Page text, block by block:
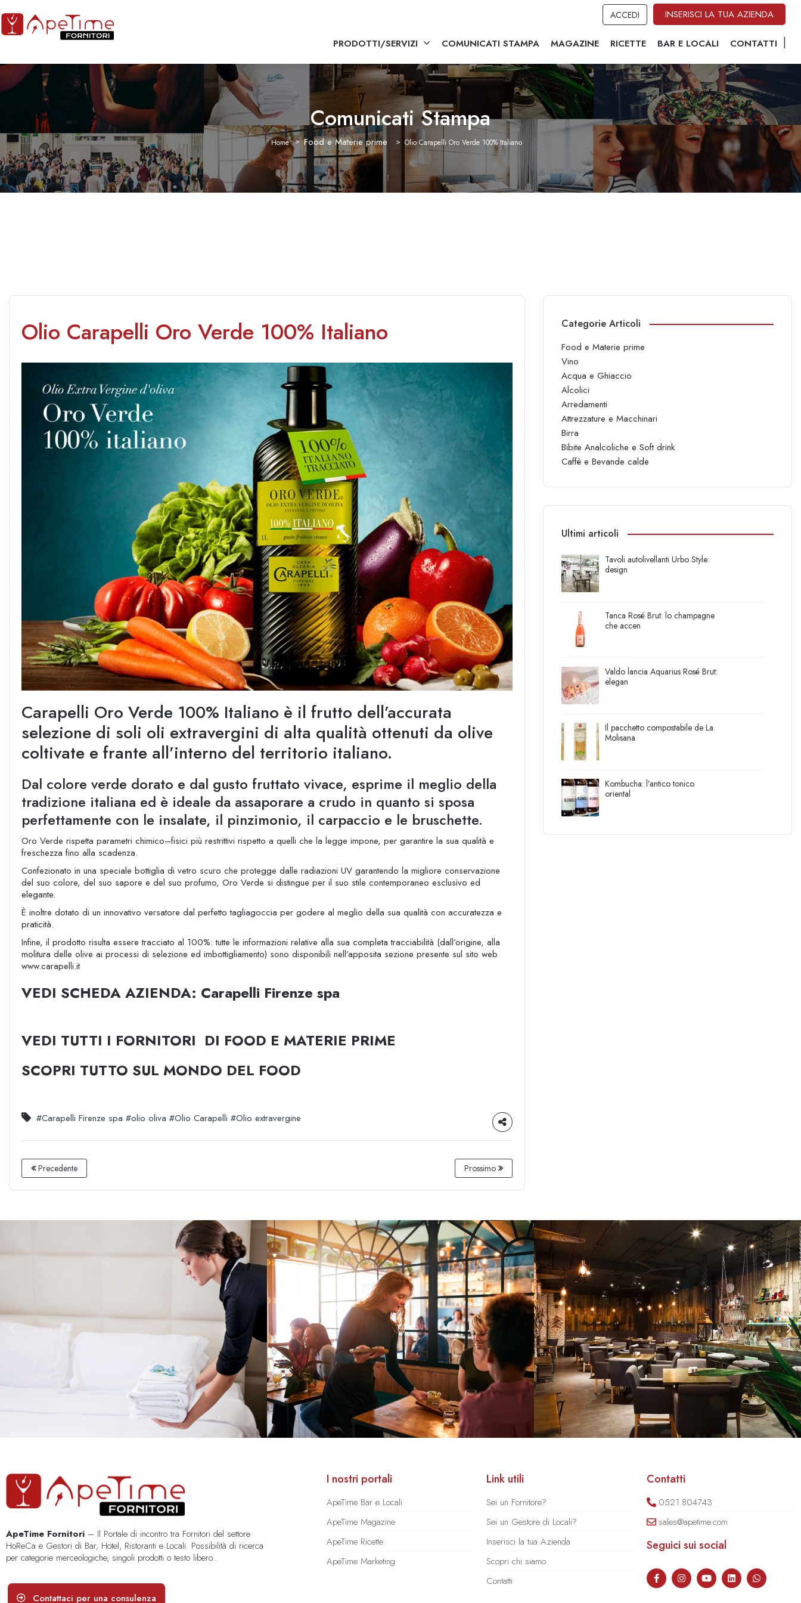
ACCEDI INSERISCI LA TUA AZIENDA
PRODOTTI/SERVIZI COMUNICATI STAMPA MAGAZINE RICETTE BAR E LOCALI CONTATTI
Comunicati Stampa
Home Food e Materie prime Olio Carapelli Oro Verde 100% Italiano
Olio Carapelli Oro Verde 100% Italiano
Carapelli Oro Verde 100% Italiano è il frutto dell’accurata
selezione di soli oli extravergini di alta qualità ottenuti da olive
coltivate e frante all’interno del territorio italiano.
Dal colore verde dorato e dal gusto fruttato vivace, esprime il meglio della
tradizione italiana ed è ideale da assaporare a crudo in quanto si sposa
perfettamente con le insalate, il pinzimonio, il carpaccio e le bruschette.
Oro Verde rispetta parametri chimico–fisici più restrittivi rispetto a quelli che la legge impone, per garantire la sua qualità e
freschezza fino alla scadenza.
Confezionato in una speciale bottiglia di vetro scuro che protegge dalle radiazioni UV garantendo la migliore conservazione
del suo colore, del suo sapore e del suo profumo, Oro Verde si distingue per il suo stile contemporaneo esclusivo ed
elegante.
È inoltre dotato di un innovativo versatore dal perfetto tagliagoccia per godere al meglio della sua qualità con accuratezza e
praticità.
Infine, il prodotto risulta essere tracciato al 100%: tutte le informazioni relative alla sua completa tracciabilità (dall’origine, alla
molitura delle olive ai processi di selezione ed imbottigliamento) sono disponibili nell’apposita sezione presente sul sito web
www.carapelli.it
VEDI SCHEDA AZIENDA: Carapelli Firenze spa
VEDI TUTTI I FORNITORI DI FOOD E MATERIE PRIME
SCOPRI TUTTO SUL MONDO DEL FOOD
#Carapelli Firenze spa #olio oliva #Olio Carapelli #Olio extravergine
Precedente Prossimo
Categorie Articoli
Food e Materie prime
Vino
Acqua e Ghiaccio
Alcolici
Arredamenti
Attrezzature e Macchinari
Birra
Bibite Analcoliche e Soft drink
Caffè e Bevande calde
Ultimi articoli
Tavoli autolivellanti Urbo Style:
design
Tanca Rosé Brut: lo champagne
che accen
Valdo lancia Aquarius Rosé Brut:
elegan
Il pacchetto compostabile de La
Molisana
Kombucha: l’antico tonico
oriental
ApeTime Fornitori – Il Portale di incontro tra Fornitori del settore
HoReCa e Gestori di Bar, Hotel, Ristoranti e Locali. Possibilità di ricerca
per categorie merceologiche, singoli prodotti o testo libero..
Contattaci per una consulenza
I nostri portali
ApeTime Bar e Locali
ApeTime Magazine
ApeTime Ricette
ApeTime Marketing
Link utili
Sei un Fornitore?
Sei un Gestore di Locali?
Inserisci la tua Azienda
Scopri chi siamo
Contatti
Contatti
0521.804743
sales@apetime.com
Seguici sui social